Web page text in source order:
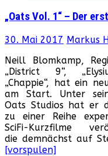
„Oats Vol. 1“ – Der
30. Mai 2017 Markus
Neill Blomkamp,
„District 9“,
„Chappie“, hat ein
am Start. Unter
Oats Studios hat er
zu einer Reihe
SciFi-Kurzfilme
die demnächst auf
[vorspulen]